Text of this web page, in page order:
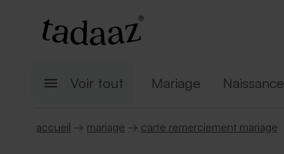
Voir tout Mariage Naissance
accueil → mariage → carte remerciement mariage